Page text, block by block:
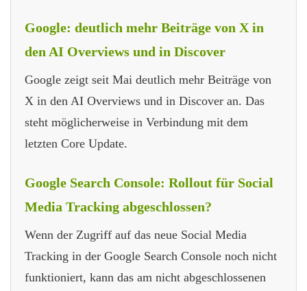
Google: deutlich mehr Beiträge von X in
den AI Overviews und in Discover
Google zeigt seit Mai deutlich mehr Beiträge von
X in den AI Overviews und in Discover an. Das
steht möglicherweise in Verbindung mit dem
letzten Core Update.
Google Search Console: Rollout für Social
Media Tracking abgeschlossen?
Wenn der Zugriff auf das neue Social Media
Tracking in der Google Search Console noch nicht
funktioniert, kann das am nicht abgeschlossenen